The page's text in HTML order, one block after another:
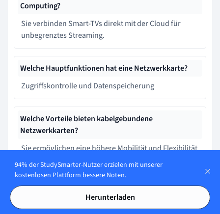
Computing?
Sie verbinden Smart-TVs direkt mit der Cloud für
unbegrenztes Streaming.
Welche Hauptfunktionen hat eine Netzwerkkarte?
Zugriffskontrolle und Datenspeicherung
Welche Vorteile bieten kabelgebundene
Netzwerkkarten?
Sie ermöglichen eine höhere Mobilität und Flexibilität
ohne Kabel.
Lerne schneller mit den 10
94% der StudySmarter-Nutzer erzielen mit unserer
kostenlosen Plattform bessere Noten.
Herunterladen